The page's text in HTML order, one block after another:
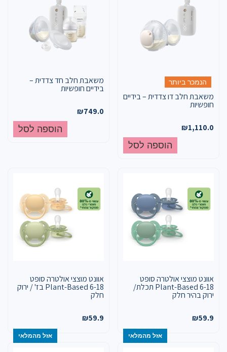
הנמכר ביותר
משאבת חלב דו צדדית – בידיים
חופשיות
₪1,110.0
הוספה לסל
משאבת חלב חד צדדית –
בידיים חופשיות
₪749.0
הוספה לסל
אוונט מוצצי אולטרה סופט
Plant-Based 6-18 תכלת/
ירוק בהיר חלק
₪59.9
אזל מהמלאי
אוונט מוצצי אולטרה סופט
Plant-Based 6-18 בז' / ירוק
חלק
₪59.9
אזל מהמלאי